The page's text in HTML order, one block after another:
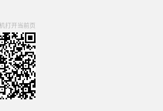
打开当前页